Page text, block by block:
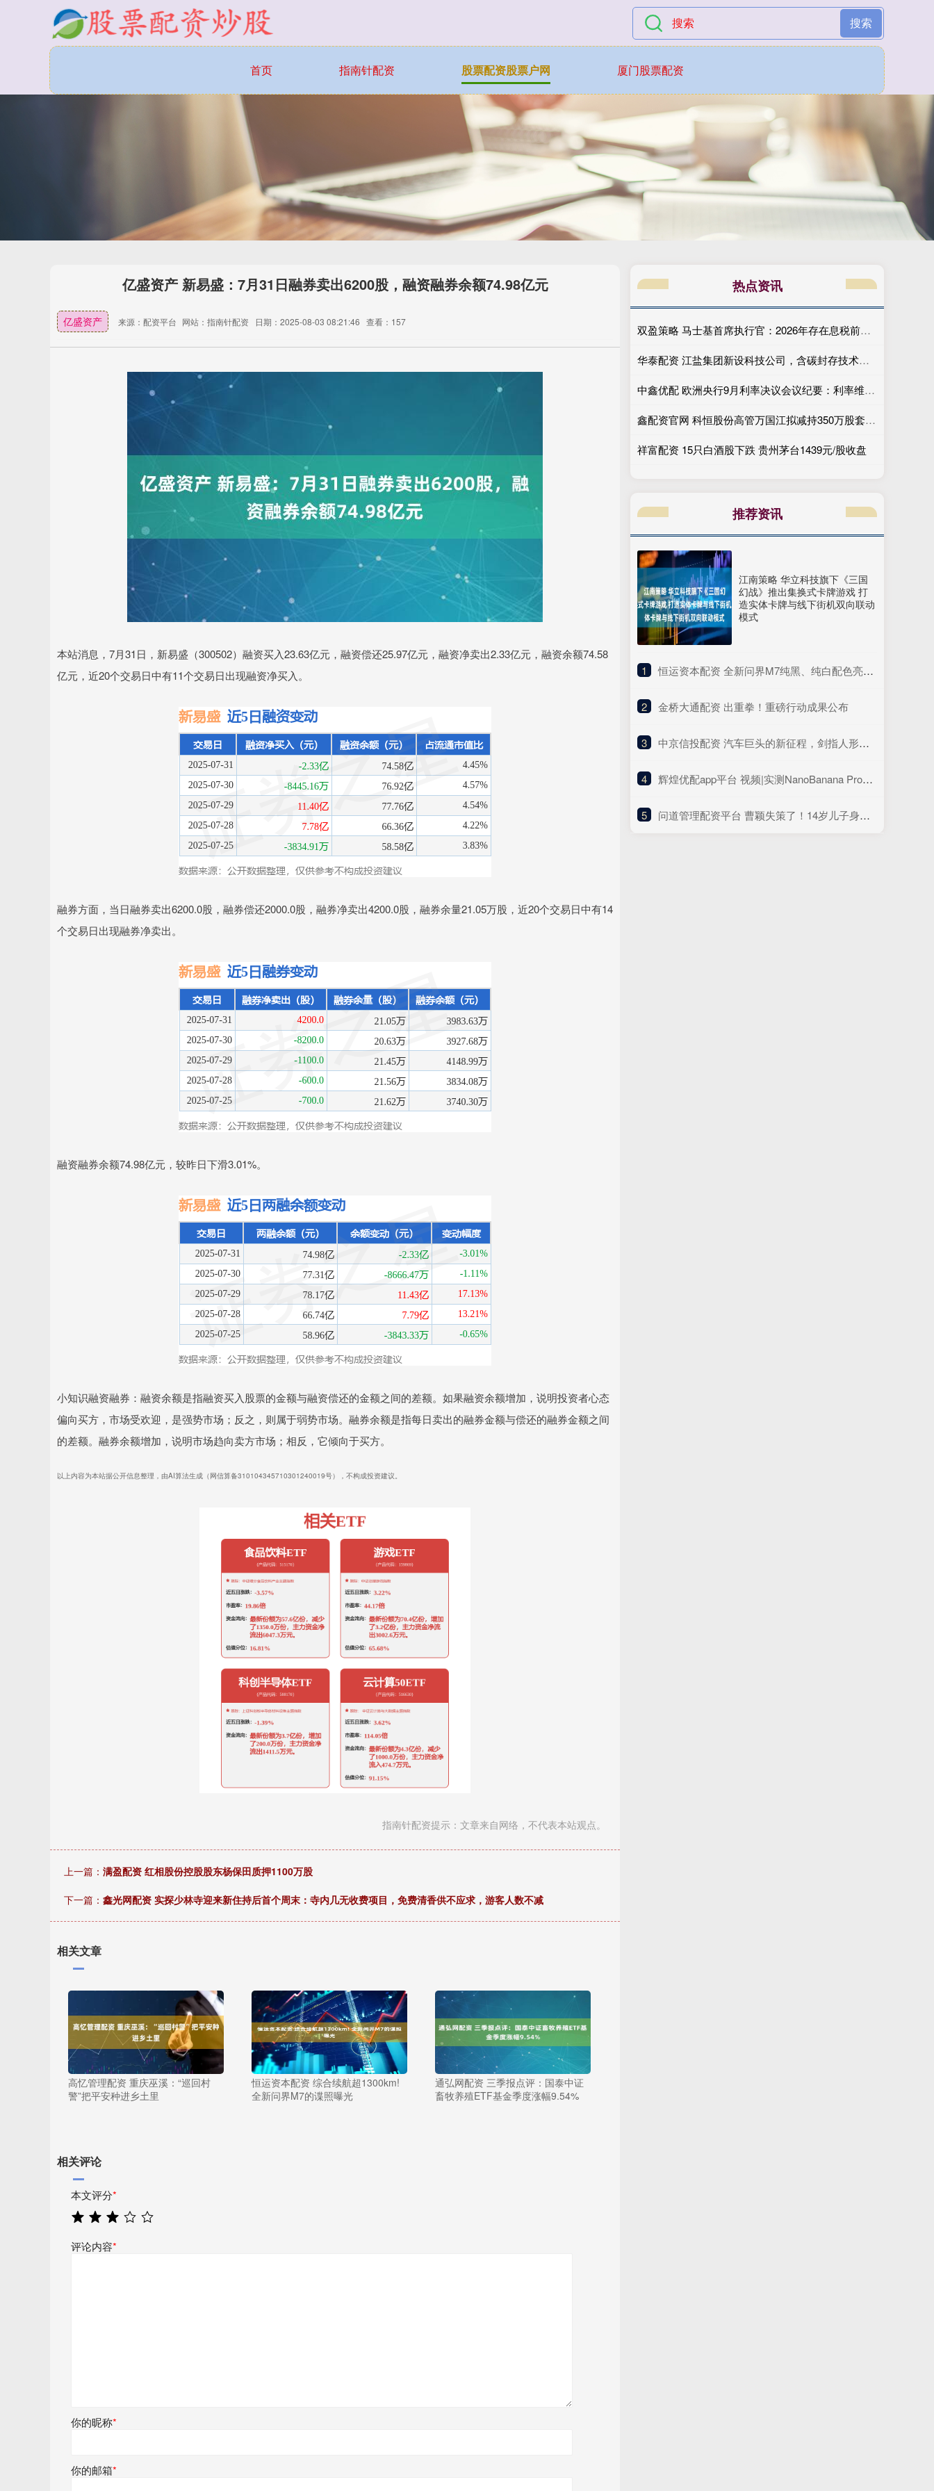
搜索
首页 指南针配资 股票配资股票户网 厦门股票配资
亿盛资产 新易盛：7月31日融券卖出6200股，融资融券余额74.98亿元
亿盛资产 来源：配资平台 网站：指南针配资 日期：2025-08-03 08:21:46 查看：157
本站消息，7月31日，新易盛（300502）融资买入23.63亿元，融资偿还25.97亿元，融资净卖出2.33亿元，融资余额74.58
亿元，近20个交易日中有11个交易日出现融资净买入。
融券方面，当日融券卖出6200.0股，融券偿还2000.0股，融券净卖出4200.0股，融券余量21.05万股，近20个交易日中有14
个交易日出现融券净卖出。
融资融券余额74.98亿元，较昨日下滑3.01%。
小知识融资融券：融资余额是指融资买入股票的金额与融资偿还的金额之间的差额。如果融资余额增加，说明投资者心态
偏向买方，市场受欢迎，是强势市场；反之，则属于弱势市场。融券余额是指每日卖出的融券金额与偿还的融券金额之间
的差额。融券余额增加，说明市场趋向卖方市场；相反，它倾向于买方。
以上内容为本站据公开信息整理，由AI算法生成（网信算备310104345710301240019号），不构成投资建议。
指南针配资提示：文章来自网络，不代表本站观点。
上一篇： 满盈配资 红相股份控股股东杨保田质押1100万股
下一篇： 鑫光网配资 实探少林寺迎来新住持后首个周末：寺内几无收费项目，免费清香供不应求，游客人数不减
相关文章
高忆管理配资 重庆巫溪：“巡回村
警”把平安种进乡土里
恒运资本配资 综合续航超1300km!
全新问界M7的谍照曝光
通弘网配资 三季报点评：国泰中证
畜牧养殖ETF基金季度涨幅9.54%
相关评论
本文评分*
评论内容*
你的昵称*
你的邮箱*
热点资讯
双盈策略 马士基首席执行官：2026年存在息税前利润为负的风险。
华泰配资 江盐集团新设科技公司，含碳封存技术研发业务
中鑫优配 欧洲央行9月利率决议会议纪要：利率维持不变，资产负债表有序缩减，通胀与增长前景趋于平衡
鑫配资官网 科恒股份高管万国江拟减持350万股套现5544万元, 此前已累计减持709.05万股套现1.05亿元
祥富配资 15只白酒股下跌 贵州茅台1439元/股收盘
推荐资讯
江南策略 华立科技旗下《三国
幻战》推出集换式卡牌游戏 打
造实体卡牌与线下街机双向联动
模式
1 ​恒运资本配资 全新问界M7纯黑、纯白配色亮相 余承东：黑白武士款安排上了
2 ​金桥大通配资 出重拳！重磅行动成果公布
3 ​中京信投配资 汽车巨头的新征程，剑指人形机器人新蓝海
4 ​辉煌优配app平台 视频|实测NanoBanana Pro，AI生图竞争已经结束了
5 ​问道管理配资平台 曹颖失策了！14岁儿子身高蹿到178cm，比妈高半头